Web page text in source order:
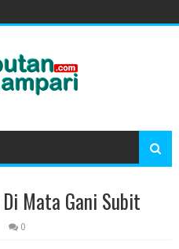
Mata Gani Subit
0